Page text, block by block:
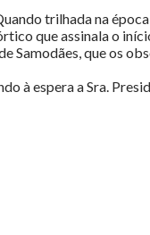
trilhada na
que assinala o
Samodães, que os
à espera a Sra.